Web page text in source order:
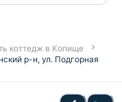
коттедж в Копище
р-н, ул. Подгорная